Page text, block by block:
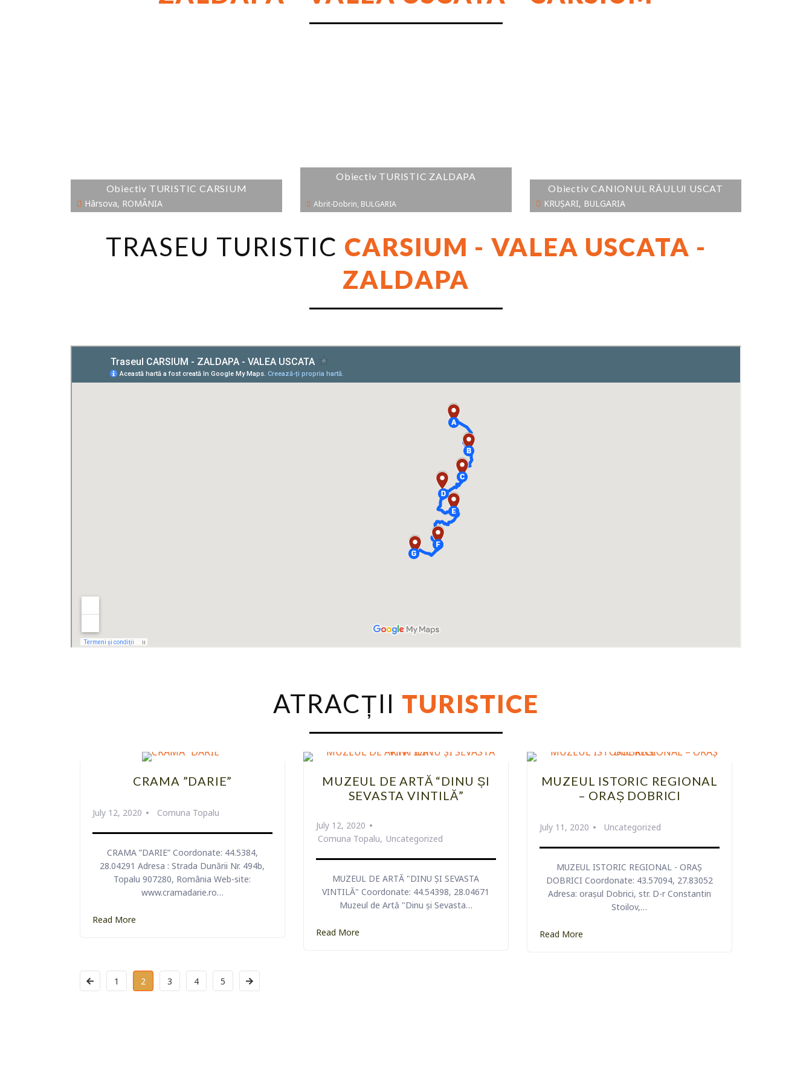
Obiectiv TURISTIC CARSIUM
Hârsova, ROMÂNIA
Obiectiv TURISTIC ZALDAPA
Abrit-Dobrin, BULGARIA
Obiectiv CANIONUL RÂULUI USCAT
KRUȘARI, BULGARIA
TRASEU TURISTIC CARSIUM - VALEA USCATA -
ZALDAPA
ATRACȚII TURISTICE
CRAMA ”DARIE”
July 12, 2020 Comuna Topalu
CRAMA ”DARIE” Coordonate: 44.5384,
28.04291 Adresa : Strada Dunării Nr. 494b,
Topalu 907280, România Web-site:
www.cramadarie.ro…
Read More
MUZEUL DE ARTĂ “DINU ȘI
SEVASTA VINTILĂ”
July 12, 2020
Comuna Topalu
Uncategorized
MUZEUL DE ARTĂ "DINU ȘI SEVASTA
VINTILĂ" Coordonate: 44.54398, 28.04671
Muzeul de Artă "Dinu și Sevasta…
Read More
MUZEUL ISTORIC REGIONAL
– ORAȘ DOBRICI
July 11, 2020 Uncategorized
MUZEUL ISTORIC REGIONAL - ORAȘ
DOBRICI Coordonate: 43.57094, 27.83052
Adresa: orașul Dobrici, str. D-r Constantin
Stoilov,…
Read More
1 2 3 4 5
MUZEUL ISTORIC REGIONAL
ORAȘ DOBRICI
CETATEAZALDAPA